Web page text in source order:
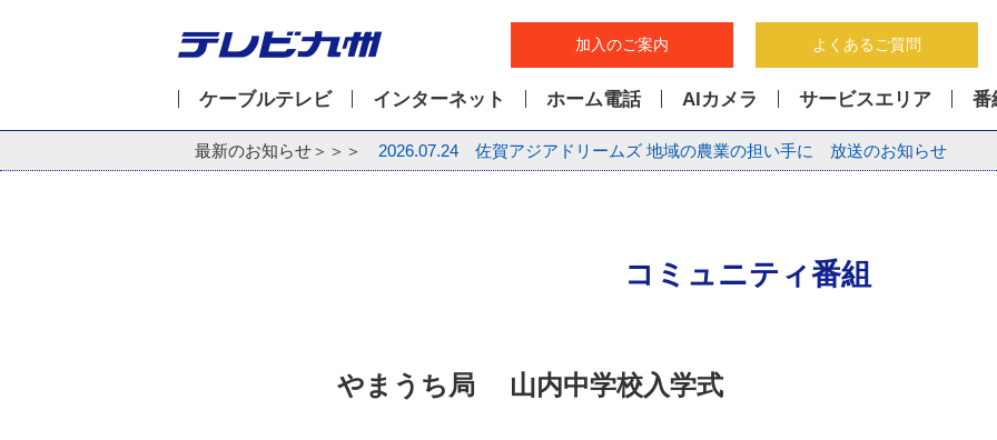
加入のご案内 よくあるご質問
ケーブルテレビ インターネット ホーム電話 AIカメラ サービスエリア 番
最新のお知らせ＞＞＞ 2026.07.24 佐賀アジアドリームズ 地域の農業の担い手に 放送のお知らせ
コミュニティ番組
やまうち局 山内中学校入学式